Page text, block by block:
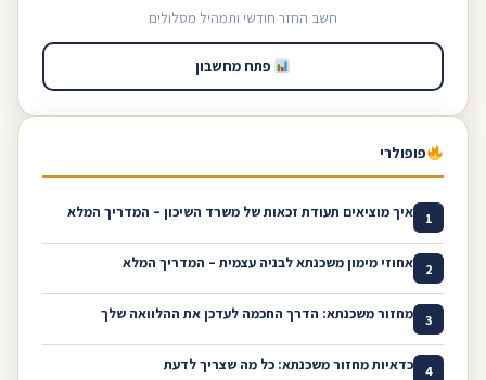
חשב החזר חודשי ותמהיל מסלולים
פתח מחשבון
פופולרי
1 איך מוציאים תעודת זכאות של משרד השיכון – המדריך המלא
2 אחוזי מימון משכנתא לבניה עצמית – המדריך המלא
3 מחזור משכנתא: הדרך החכמה לעדכן את ההלוואה שלך
4 כדאיות מחזור משכנתא: כל מה שצריך לדעת